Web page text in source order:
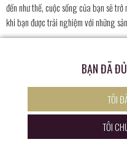
đến như thế, cuộc sống của bạn sẽ
khi bạn được trải nghiệm với những
Để thưởng thức rượu được đúng cách
Ngoài ra bạn cũng có thể thưởng
vào nhau từ đó đảm bảo rượu có
nhiều người dùng không thể ngờ
BẠN ĐÃ
TÔI
TÔI